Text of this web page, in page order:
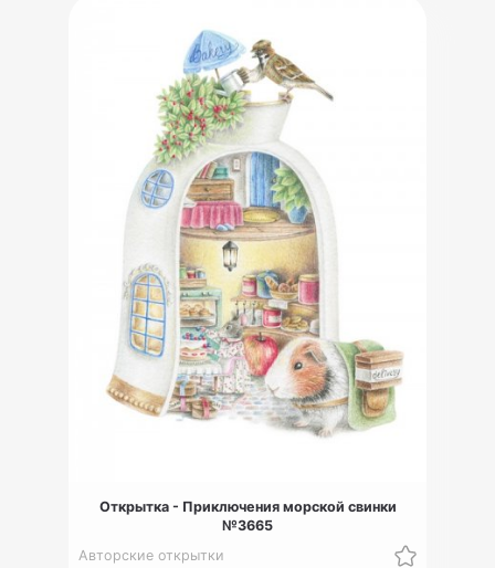
Открытка - Приключения морской свинки
№3665
Авторские открытки